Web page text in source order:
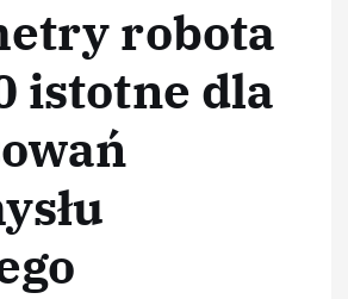
robota
istotne dla